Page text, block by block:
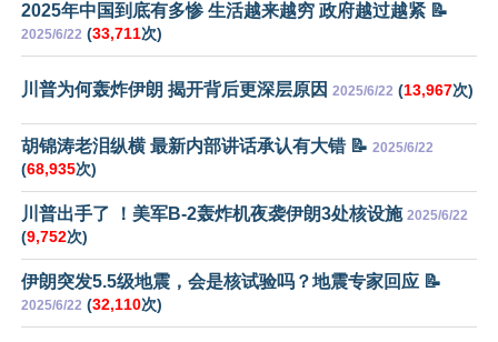
2025年中国到底有多惨 生活越来越穷 政府越过越紧 📝
2025/6/22 (33,711次)
川普为何轰炸伊朗 揭开背后更深层原因 2025/6/22 (13,967次)
胡锦涛老泪纵横 最新内部讲话承认有大错 📝 2025/6/22
(68,935次)
川普出手了 ！美军B-2轰炸机夜袭伊朗3处核设施 2025/6/22
(9,752次)
伊朗突发5.5级地震，会是核试验吗？地震专家回应 📝
2025/6/22 (32,110次)